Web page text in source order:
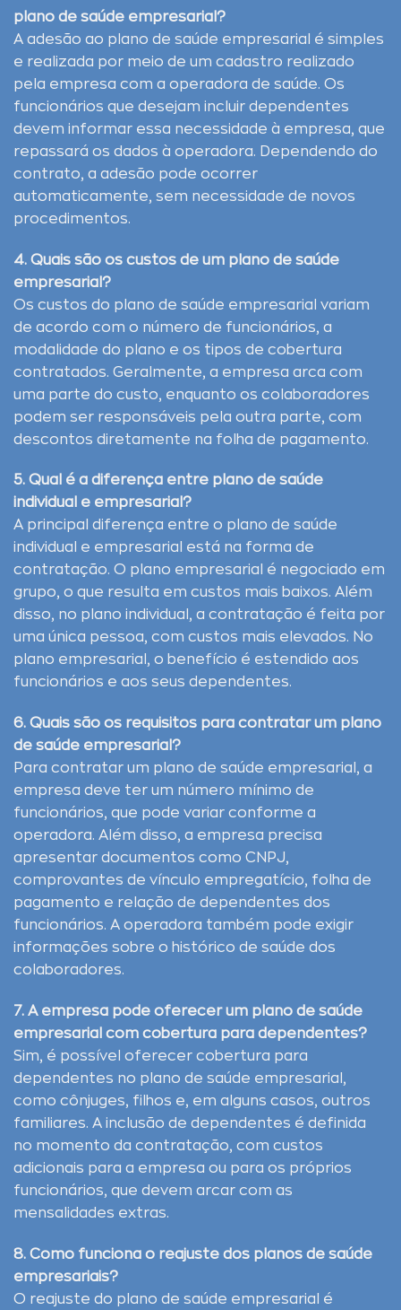
plano de saúde empresarial?
A adesão ao plano de saúde empresarial é simples
e realizada por meio de um cadastro realizado
pela empresa com a operadora de saúde. Os
funcionários que desejam incluir dependentes
devem informar essa necessidade à empresa, que
repassará os dados à operadora. Dependendo do
contrato, a adesão pode ocorrer
automaticamente, sem necessidade de novos
procedimentos.
4. Quais são os custos de um plano de saúde
empresarial?
Os custos do plano de saúde empresarial variam
de acordo com o número de funcionários, a
modalidade do plano e os tipos de cobertura
contratados. Geralmente, a empresa arca com
uma parte do custo, enquanto os colaboradores
podem ser responsáveis pela outra parte, com
descontos diretamente na folha de pagamento.
5. Qual é a diferença entre plano de saúde
individual e empresarial?
A principal diferença entre o plano de saúde
individual e empresarial está na forma de
contratação. O plano empresarial é negociado em
grupo, o que resulta em custos mais baixos. Além
disso, no plano individual, a contratação é feita por
uma única pessoa, com custos mais elevados. No
plano empresarial, o benefício é estendido aos
funcionários e aos seus dependentes.
6. Quais são os requisitos para contratar um plano
de saúde empresarial?
Para contratar um plano de saúde empresarial, a
empresa deve ter um número mínimo de
funcionários, que pode variar conforme a
operadora. Além disso, a empresa precisa
apresentar documentos como CNPJ,
comprovantes de vínculo empregatício, folha de
pagamento e relação de dependentes dos
funcionários. A operadora também pode exigir
informações sobre o histórico de saúde dos
colaboradores.
7. A empresa pode oferecer um plano de saúde
empresarial com cobertura para dependentes?
Sim, é possível oferecer cobertura para
dependentes no plano de saúde empresarial,
como cônjuges, filhos e, em alguns casos, outros
familiares. A inclusão de dependentes é definida
no momento da contratação, com custos
adicionais para a empresa ou para os próprios
funcionários, que devem arcar com as
mensalidades extras.
8. Como funciona o reajuste dos planos de saúde
empresariais?
O reajuste do plano de saúde empresarial é